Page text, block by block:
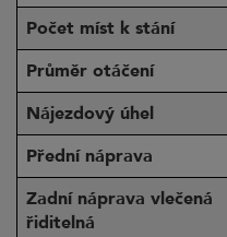
Počet míst k stání
Průměr otáčení
Nájezdový úhel
Přední náprava
Zadní náprava vlečená
řiditelná